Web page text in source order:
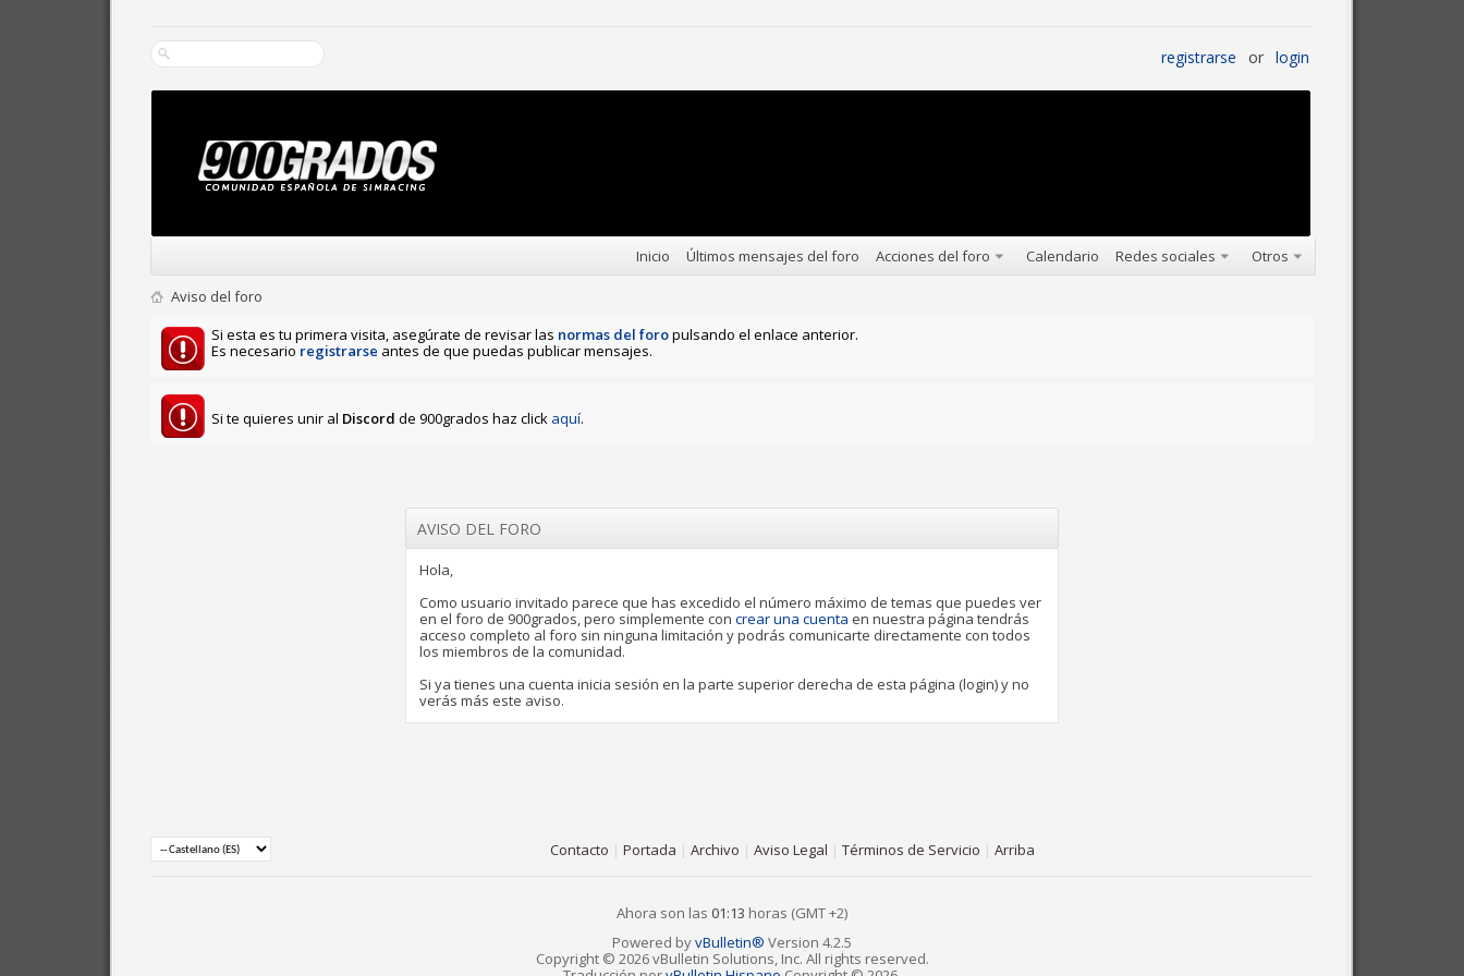
registrarse or login
Inicio Últimos mensajes del foro Acciones del foro Calendario Redes sociales Otros
Aviso del foro
Si esta es tu primera visita, asegúrate de revisar las normas del foropulsando el enlace anterior.
Es necesario registrarse antes de que puedas publicar mensajes.
Si te quieres unir al Discord de 900grados haz click aquí.
AVISO DEL FORO
Hola,
Como usuario invitado parece que has excedido el número máximo de temas que puedes ver
en el foro de 900grados, pero simplemente con crear una cuenta en nuestra página tendrás
acceso completo al foro sin ninguna limitación y podrás comunicarte directamente con todos
los miembros de la comunidad.
Si ya tienes una cuenta inicia sesión en la parte superior derecha de esta página (login) y no
verás más este aviso.
Contacto | Portada | Archivo | Aviso Legal | Términos de Servicio | Arriba
Ahora son las 01:13 horas (GMT +2)
Powered byvBulletin® Version 4.2.5
Copyright © 2026 vBulletin Solutions, Inc. All rights reserved.